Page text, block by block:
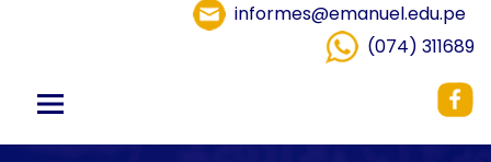
informes@emanuel.edu.pe
(074) 311689